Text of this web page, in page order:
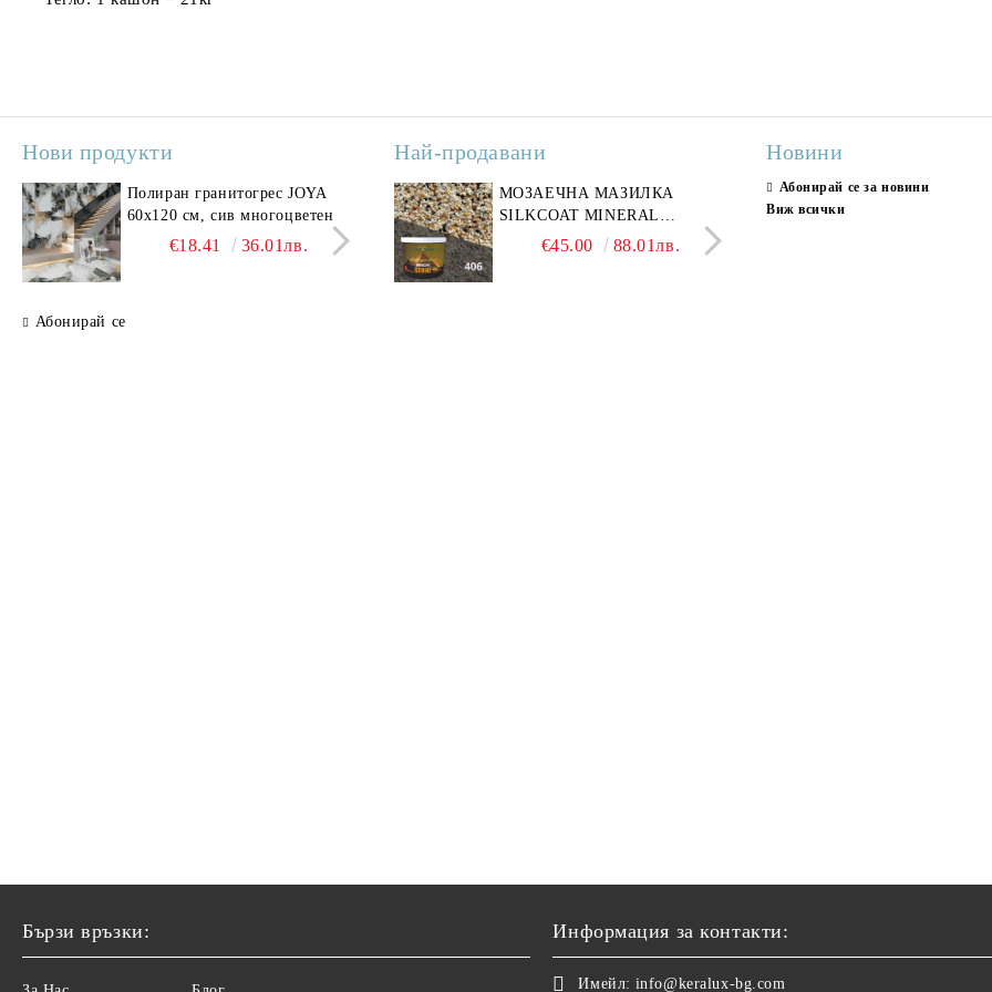
Нови продукти
Полиран гранитогрес JOYA
60x120 см, сив многоцветен
€18.41 36.01лв.
Полиран гранитогрес
SAVONA GREY 60x120 см,
светло сив мрамор
€22.50 44.01лв.
Гранитогрес LESY GREY
GOLD 60х120см, тип
Абонирай се
Най-продавани
МОЗАЕЧНА МАЗИЛКА
SILKCOAT MINERAL
PLASTER STONE, СИТЕН
€45.00 88.01лв.
СТЕННИ ПЛОЧКИ
30X90CM, ГЛАНЦ
Новини
Абонирай се за новини
Виж всички
Бързи връзки: Информация за контакти:
Имейл: info@keralux-bg.com